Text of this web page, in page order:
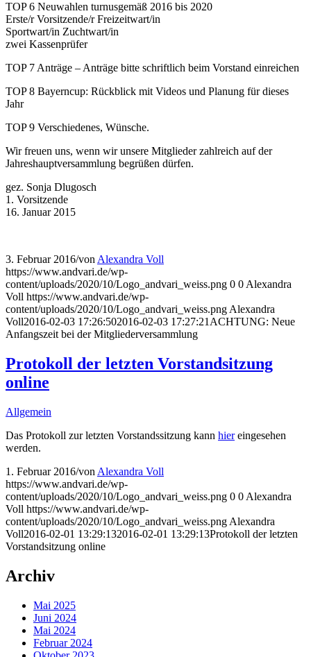
TOP 6 Neuwahlen turnusgemäß 2016 bis 2020
Erste/r Vorsitzende/r Freizeitwart/in
Sportwart/in Zuchtwart/in
zwei Kassenprüfer
TOP 7 Anträge – Anträge bitte schriftlich beim Vorstand einreichen
TOP 8 Bayerncup: Rückblick mit Videos und Planung für dieses
Jahr
TOP 9 Verschiedenes, Wünsche.
Wir freuen uns, wenn wir unsere Mitglieder zahlreich auf der
Jahreshauptversammlung begrüßen dürfen.
gez. Sonja Dlugosch
1. Vorsitzende
16. Januar 2015
3. Februar 2016/von Alexandra Voll
https://www.andvari.de/wp-
content/uploads/2020/10/Logo_andvari_weiss.png 0 0 Alexandra
Voll https://www.andvari.de/wp-
content/uploads/2020/10/Logo_andvari_weiss.png Alexandra
Voll2016-02-03 17:26:502016-02-03 17:27:21 ACHTUNG: Neue
Anfangszeit bei der Mitgliederversammlung
Protokoll der letzten Vorstandsitzung
online
Allgemein
Das Protokoll zur letzten Vorstandssitzung kann hiereingesehen
werden.
1. Februar 2016/von Alexandra Voll
https://www.andvari.de/wp-
content/uploads/2020/10/Logo_andvari_weiss.png 0 0 Alexandra
Voll https://www.andvari.de/wp-
content/uploads/2020/10/Logo_andvari_weiss.png Alexandra
Voll2016-02-01 13:29:132016-02-01 13:29:13Protokoll der letzten
Vorstandsitzung online
Archiv
Mai 2025
Juni 2024
Mai 2024
Februar 2024